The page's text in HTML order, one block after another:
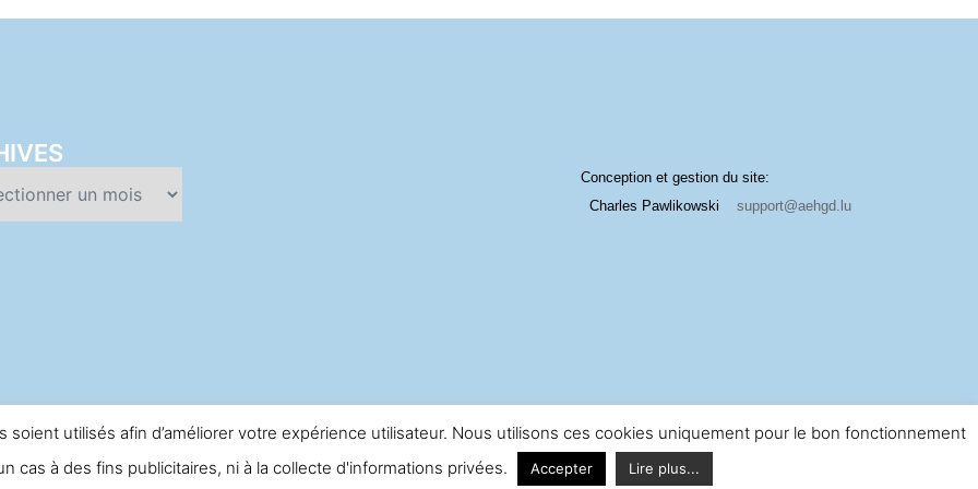
Conception et gestion du site:
Charles Pawlikowski support@aehgd.lu
utilisés afin d’améliorer votre expérience utilisateur. Nous utilisons ces cookies uniquement pour le bon fonctionnement
cas à des fins publicitaires, ni à la collecte d'informations privées.
Accepter Lire plus...